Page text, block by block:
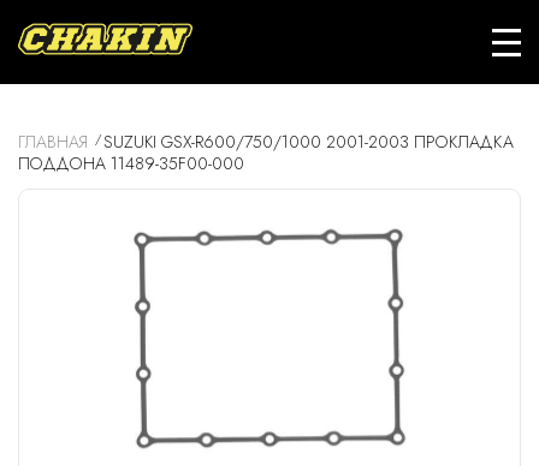
ГЛАВНАЯ
SUZUKI GSX-R600/750/1000 2001-2003 ПРОКЛАДКА
ПОДДОНА 11489-35F00-000